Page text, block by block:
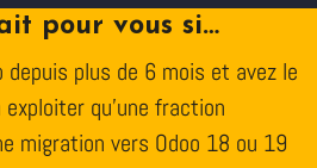
pour vous si…
depuis plus de 6 mois et avez le
qu'une fraction
migration vers Odoo 18 ou 19